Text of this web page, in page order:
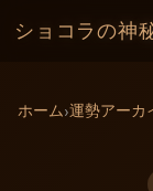
ショコラの神
ホーム›運勢アーカ